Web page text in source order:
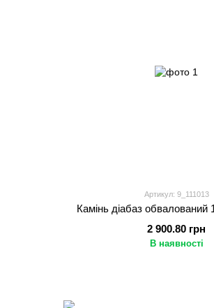
Артикул: 9_111013
Камінь діабаз обвалований
2 900.80 грн
В наявності